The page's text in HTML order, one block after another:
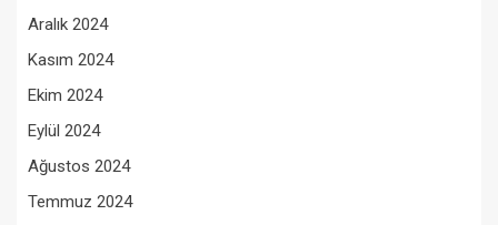
Aralık 2024
Kasım 2024
Ekim 2024
Eylül 2024
Ağustos 2024
Temmuz 2024